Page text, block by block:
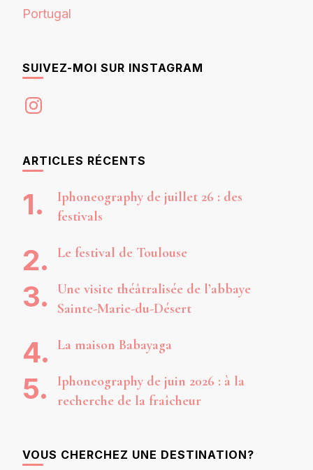
Portugal
SUIVEZ-MOI SUR INSTAGRAM
Instagram
ARTICLES RÉCENTS
Iphoneography de juillet 26 : des
festivals
Le festival de Toulouse
Une visite théâtralisée de l’abbaye
Sainte-Marie-du-Désert
La maison Babayaga
Iphoneography de juin 2026 : à la
recherche de la fraîcheur
VOUS CHERCHEZ UNE DESTINATION?